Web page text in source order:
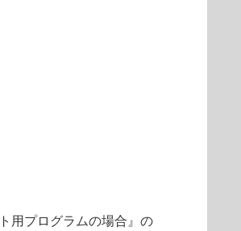
用プログラムの場合』の